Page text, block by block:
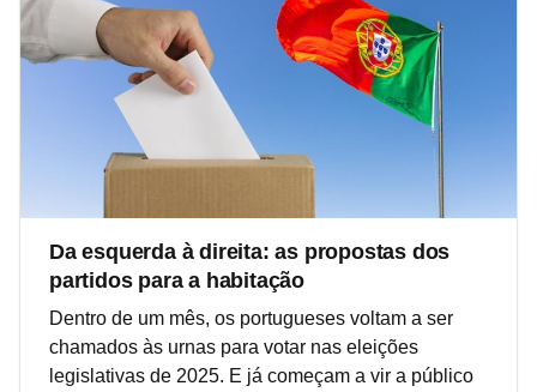
Da esquerda à direita: as propostas dos
partidos para a habitação
Dentro de um mês, os portugueses voltam a ser
chamados às urnas para votar nas eleições
legislativas de 2025. E já começam a vir a público